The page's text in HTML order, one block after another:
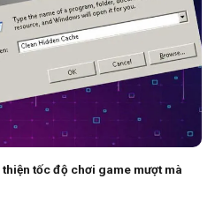
tốc độ chơi game mượt mà